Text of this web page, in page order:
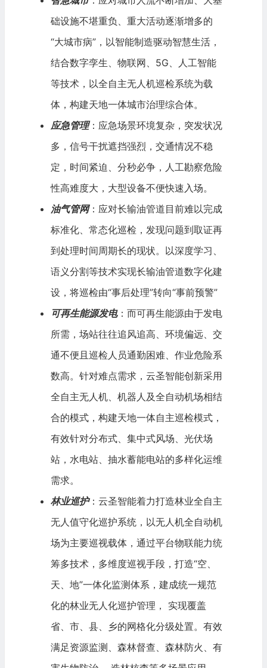
础设施不堪重负、重大活动逐渐增多的
“大城市病”，以智能制造驱动智慧生活，
结合数字孪生、物联网、5G、人工智能
等技术，以全自主无人机巡检系统为载
体，构建天地一体城市治理综合体。
应急管理：应急场景环境复杂，突发状况
多，信号干扰遮挡强烈，交通情况不稳
定，时间紧迫、分秒必争，人工勘察危险
性高难度大，大型设备不便快速入场。
油气管网：应对长输油管道目前难以完成
标准化、常态化巡检，发现问题到取证再
到处理时间周期长的现状。以深度学习、
语义分割等技术实现长输油管道数字化建
设，将巡检由“事后处理”转向“事前预警”
可再生能源发电：而可再生能源由于发电
所需，场站往往追风追高、环境偏远、交
通不便且巡检人员通勤困难、作业危险系
数高。针对难点需求，云圣智能创新采用
全自主无人机、机器人及全自动机场相结
合的模式，构建天地一体自主巡检模式，
有效针对分布式、集中式风场、光伏场
站，水电站、抽水蓄能电站的多样化运维
需求。
林业巡护：云圣智能着力打造林业全自主
无人值守化巡护系统，以无人机全自动机
场为主要巡视载体，通过平台物联能力统
筹多技术，多维度巡视手段，打造“空、
天、地”一体化监测体系，建成统一规范
化的林业无人化巡护管理， 实现覆盖
省、市、县、乡的网格化分级处置。有效
满足资源监测、森林督查、森林防火、有